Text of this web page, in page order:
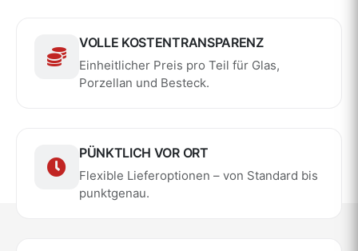
VOLLE KOSTENTRANSPARENZ
Einheitlicher Preis pro Teil für Glas,
Porzellan und Besteck.
PÜNKTLICH VOR ORT
Flexible Lieferoptionen – von Standard bis
punktgenau.